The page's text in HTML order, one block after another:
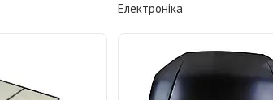
Електроніка